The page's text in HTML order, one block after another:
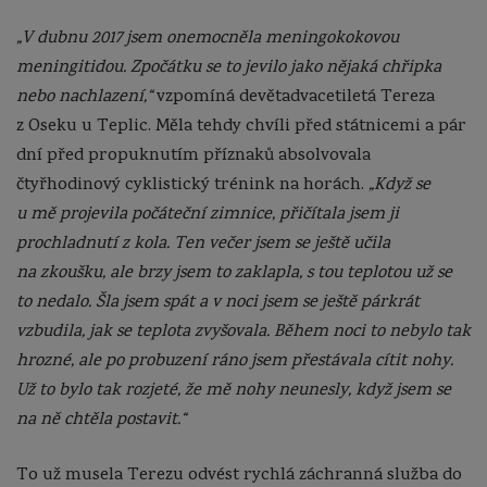
„V dubnu 2017 jsem onemocněla meningokokovou
meningitidou. Zpočátku se to jevilo jako nějaká chřipka
nebo nachlazení,“vzpomíná devětadvacetiletá Tereza
z Oseku u Teplic. Měla tehdy chvíli před státnicemi a pár
dní před propuknutím příznaků absolvovala
čtyřhodinový cyklistický trénink na horách. „Když se
u mě projevila počáteční zimnice, přičítala jsem ji
prochladnutí z kola. Ten večer jsem se ještě učila
na zkoušku, ale brzy jsem to zaklapla, s tou teplotou už se
to nedalo. Šla jsem spát a v noci jsem se ještě párkrát
vzbudila, jak se teplota zvyšovala. Během noci to nebylo tak
hrozné, ale po probuzení ráno jsem přestávala cítit nohy.
Už to bylo tak rozjeté, že mě nohy neunesly, když jsem se
na ně chtěla postavit.“
To už musela Terezu odvést rychlá záchranná služba do